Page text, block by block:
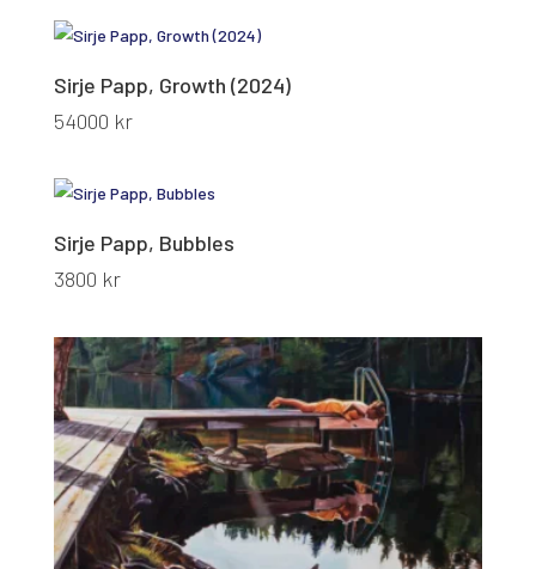
Sirje Papp, Growth (2024)
54000 kr
Sirje Papp, Bubbles
3800 kr